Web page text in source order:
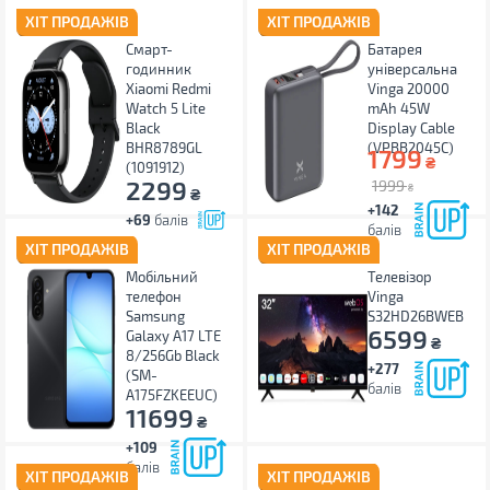
ХІТ ПРОДАЖІВ
Смарт-
годинник
Xiaomi Redmi
Watch 5 Lite
Black
BHR8789GL
(1091912)
2299 ₴
+69 балів
ХІТ ПРОДАЖІВ
Батарея
універсальна
Vinga 20000
mAh 45W
Display Cable
(VPBB2045C)
1799₴
1999 ₴
+142
балів
ХІТ ПРОДАЖІВ
Мобільний
телефон
Samsung
Galaxy A17 LTE
8/256Gb Black
(SM-
A175FZKEEUC)
11699 ₴
+109
балів
ХІТ ПРОДАЖІВ
Телевізор
Vinga
S32HD26BWEB
6599 ₴
+277
балів
ХІТ ПРОДАЖІВ ХІТ ПРОДАЖІВ